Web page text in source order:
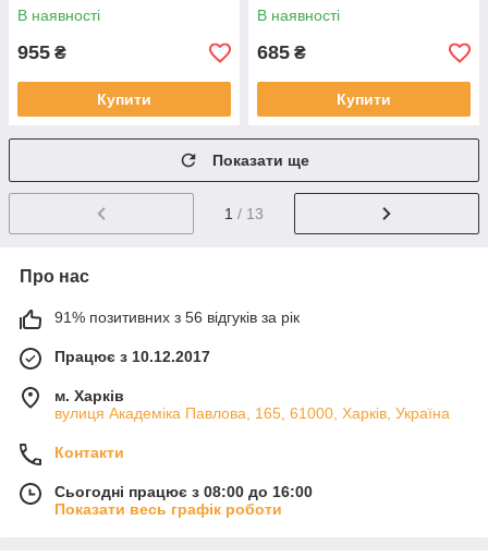
В наявності
955 ₴
Купити
В наявності
685 ₴
Купити
Показати ще
1 / 13
Про нас
91% позитивних з 56 відгуків за рік
Працює з 10.12.2017
м. Харків
вулиця Академіка Павлова, 165, 61000, Харків, Україна
Контакти
Сьогодні працює з 08:00 до 16:00
Показати весь графік роботи